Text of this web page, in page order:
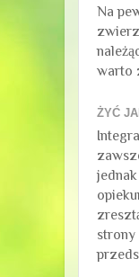
Na
warto
ŻYĆ
strony